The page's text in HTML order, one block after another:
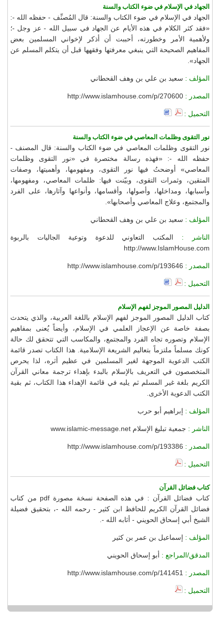
الجهاد في الإسلام في ضوء الكتاب والسنة
الجهاد في الإسلام في ضوء الكتاب والسنة: قال المُصنِّف - حفظه الله -:
«فقد كثر الكلام في هذه الأيام عن الجهاد في سبيل الله - عز وجل -؛
ولأهمية الأمر وخطورته، أحببت أن أذكر لإخواني المسلمين بعض
المفاهيم الصحيحة التي ينبغي معرفتها وفقهها قبل أن يتكلم المسلم عن
الجهاد».
المؤلف : سعيد بن علي بن وهف القحطاني
المصدر : http://www.islamhouse.com/p/270600
التحميل :
نور التقوى وظلمات المعاصي في ضوء الكتاب والسنة
نور التقوى وظلمات المعاصي في ضوء الكتاب والسنة: قال المصنف -
حفظه الله -: «فهذه رسالة مختصرة في «نور التقوى وظلمات
المعاصي» أوضحتُ فيها نور التقوى، ومفهومها، وأهميتها، وصفات
المتقين، وثمرات التقوى، وبيّنت فيها: ظلمات المعاصي، ومفهومها،
وأسبابها، ومداخلها، وأصولها، وأقسامها، وأنواعها وآثارها، على الفرد
والمجتمع، وعلاج المعاصي وأصحابها».
المؤلف : سعيد بن علي بن وهف القحطاني
الناشر : المكتب التعاوني للدعوة وتوعية الجاليات بالربوة
http://www.IslamHouse.com
المصدر : http://www.islamhouse.com/p/193646
التحميل :
الدليل المصور الموجز لفهم الإسلام
كتاب الدليل المصور الموجز لفهم الإسلام باللغة العربية، والذي يتحدث
بصفة خاصة عن الإعجاز العلمي في الإسلام، وأيضاً يُعنى بمفاهيم
الإسلام وتصوره تجاه الفرد والمجتمع، والمكاسب التي تتحقق لك حالة
كونك مسلماً ملتزماً بتعاليم الشريعة الإسلامية. هذا الكتاب تصدر قائمة
الكتب الدعوية الموجهة لغير المسلمين في عظيم أثره، لذا يحرص
المتخصصون في التعريف بالإسلام بالبدء بإهداء ترجمة معاني القرآن
الكريم بلغة غير المسلم ثم يليه في قائمة الإهداء هذا الكتاب، ثم بقية
الكتب الدعوية الأخرى.
المؤلف : إبراهيم أبو حرب
الناشر : جمعية تبليغ الإسلام www.islamic-message.net
المصدر : http://www.islamhouse.com/p/193386
التحميل :
كتاب فضائل القرآن
كتاب فضائل القرآن : في هذه الصفحة نسخة مصورة pdf من كتاب
فضائل القرآن الكريم للحافظ ابن كثير - رحمه الله -، بتحقيق فضيلة
الشيخ أبي إسحاق الحويني - أثابه الله -.
المؤلف : إسماعيل بن عمر بن كثير
المدقق/المراجع : أبو إسحاق الحويني
المصدر : http://www.islamhouse.com/p/141451
التحميل :